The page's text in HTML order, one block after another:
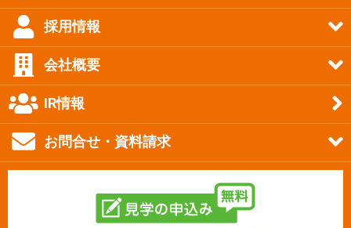
採用情報
会社概要
IR情報
お問合せ・資料請求